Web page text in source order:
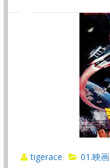
tigerace 01.映画